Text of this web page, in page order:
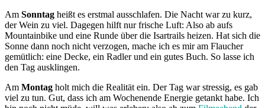
Am Sonntag heißt es erstmal ausschlafen. Die Nacht war zu kurz,
der Wein zu viel. Dagegen hilft nur frische Luft: Also ab aufs
Mountainbike und eine Runde über die Isartrails heizen. Hat sich die
Sonne dann noch nicht verzogen, mache ich es mir am Flaucher
gemütlich: eine Decke, ein Radler und ein gutes Buch. So lasse ich
den Tag ausklingen.
Am Montag holt mich die Realität ein. Der Tag war stressig, es gab
viel zu tun. Gut, dass ich am Wochenende Energie getankt habe. Ich